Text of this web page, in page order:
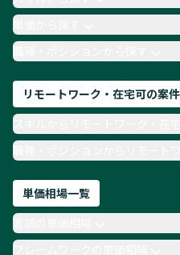
月収100万円 業務委託
TypeScript
Laravel
単価から探す
職種・ポジションから探す
リモートワーク・在宅可の案
職種・ポジションからリモート
単価相場一覧